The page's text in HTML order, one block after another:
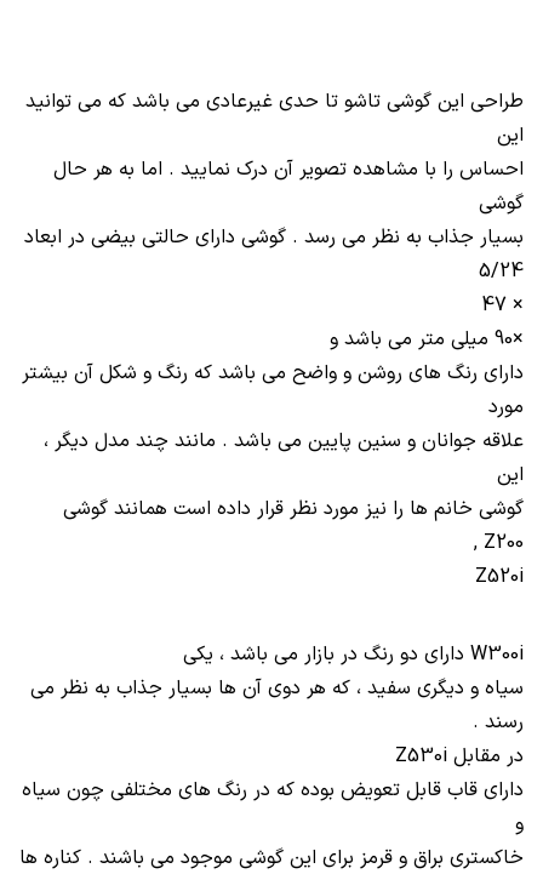
طراحی این گوشی تاشو تا حدی غیرعادی می باشد که می توانید
این
احساس را با مشاهده تصویر آن درک نمایید . اما به هر حال
گوشی
بسیار جذاب به نظر می رسد . گوشی دارای حالتی بیضی در ابعاد
5/24
×
×90 میلی متر می باشد و
دارای رنگ های روشن و واضح می باشد که رنگ و شکل آن بیشتر
مورد
علاقه جوانان و سنین پایین می باشد . مانند چند مدل دیگر ،
این
گوشی خانم ها را نیز مورد نظر قرار داده است همانند گوشی
Z200
,
Z520i
W300i دارای دو رنگ در بازار می باشد ، یکی
سیاه و دیگری سفید ، که هر دوی آن ها بسیار جذاب به نظر می
رسند .
در مقابل Z530i
دارای قاب قابل تعویض بوده که در رنگ های مختلفی چون سیاه
و
خاکستری براق و قرمز برای این گوشی موجود می باشند . کناره ها